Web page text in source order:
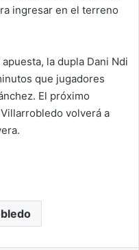
ingresar en el terreno
la dupla Dani Ndi
que jugadores
El próximo
volverá a